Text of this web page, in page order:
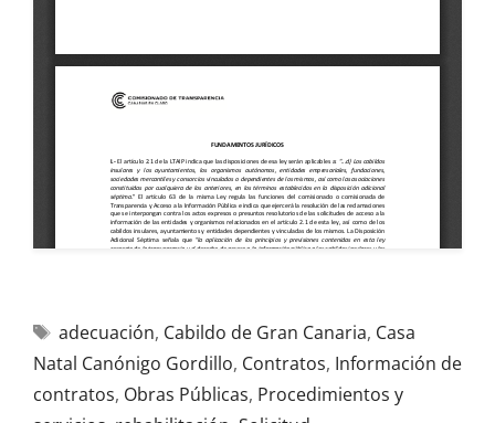
adecuación, Cabildo de Gran Canaria, Casa
Natal Canónigo Gordillo, Contratos, Información de
contratos, Obras Públicas, Procedimientos y